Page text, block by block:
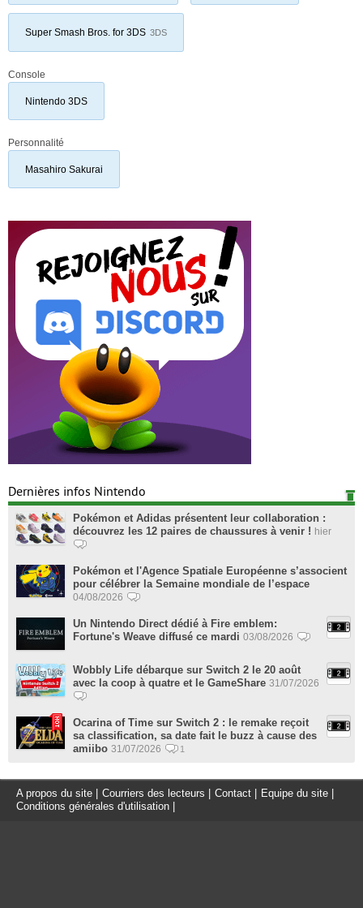
Super Smash Bros. for 3DS 3DS
Console
Nintendo 3DS
Personnalité
Masahiro Sakurai
Dernières infos Nintendo
Pokémon et Adidas présentent leur collaboration :
découvrez les 12 paires de chaussures à venir ! hier
Pokémon et l'Agence Spatiale Européenne s’associent
pour célébrer la Semaine mondiale de l’espace
04/08/2026
Un Nintendo Direct dédié à Fire emblem:
Fortune's Weave diffusé ce mardi 03/08/2026
Wobbly Life débarque sur Switch 2 le 20 août
avec la coop à quatre et le GameShare 31/07/2026
Ocarina of Time sur Switch 2 : le remake reçoit
sa classification, sa date fait le buzz à cause des
amiibo 31/07/2026 1
A propos du site Courriers des lecteurs Contact Equipe du site
Conditions générales d'utilisation